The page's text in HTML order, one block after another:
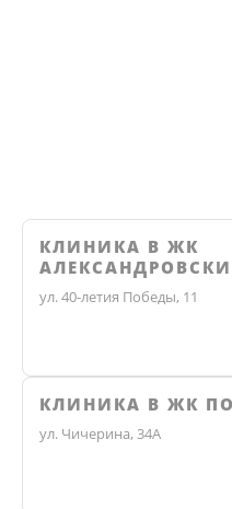
КЛИНИКА В ЖК
ул. 40-летия Победы, 11
КЛИНИКА В ЖК
ул. Чичерина, 34А